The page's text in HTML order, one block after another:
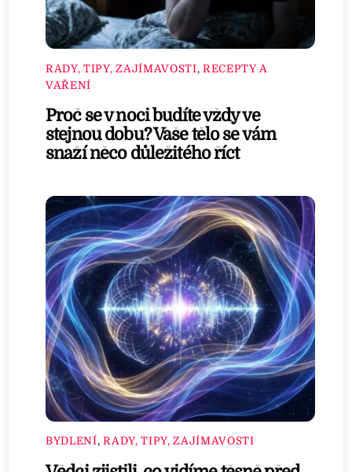
RADY, TIPY, ZAJÍMAVOSTI, RECEPTY A
VAŘENÍ
Proč se v noci budíte vždy ve
stejnou dobu? Vaše tělo se vám
snaží něco důležitého říct
BYDLENÍ,RADY, TIPY, ZAJÍMAVOSTI